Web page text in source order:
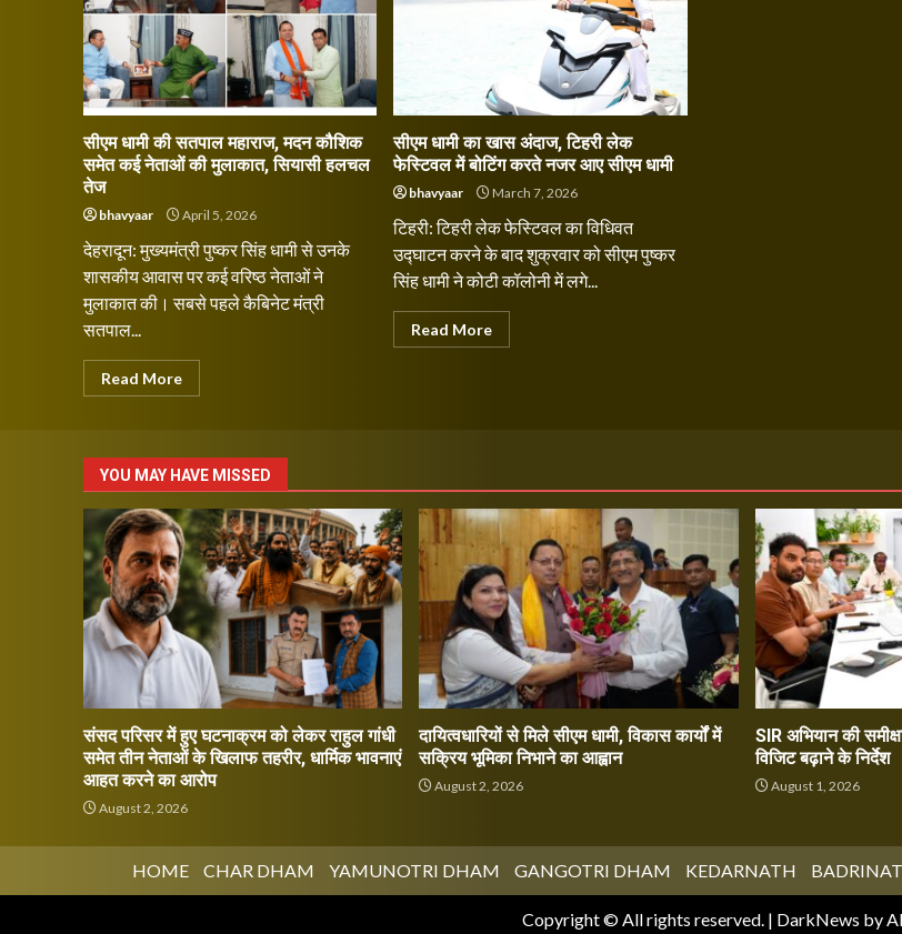
सीएम धामी की सतपाल महाराज, मदन कौशिक
समेत कई नेताओं की मुलाकात, सियासी हलचल
तेज
bhavyaar April 5, 2026
देहरादून: मुख्यमंत्री पुष्कर सिंह धामी से उनके
शासकीय आवास पर कई वरिष्ठ नेताओं ने
मुलाकात की। सबसे पहले कैबिनेट मंत्री
सतपाल...
Read More
सीएम धामी का खास अंदाज, टिहरी लेक
फेस्टिवल में बोटिंग करते नजर आए सीएम धामी
bhavyaar March 7, 2026
टिहरी: टिहरी लेक फेस्टिवल का विधिवत
उद्घाटन करने के बाद शुक्रवार को सीएम पुष्कर
सिंह धामी ने कोटी कॉलोनी में लगे...
Read More
YOU MAY HAVE MISSED
संसद परिसर में हुए घटनाक्रम को लेकर राहुल गांधी
समेत तीन नेताओं के खिलाफ तहरीर, धार्मिक भावनाएं
आहत करने का आरोप
August 2, 2026
दायित्वधारियों से मिले सीएम धामी, विकास कार्यों में
सक्रिय भूमिका निभाने का आह्वान
August 2, 2026
SIR अभियान की
विजिट बढ़ाने के निर्देश
August 1, 2026
HOME CHAR DHAM YAMUNOTRI DHAM GANGOTRI DHAM KEDARNATH
Copyright © All rights reserved. | DarkNews by